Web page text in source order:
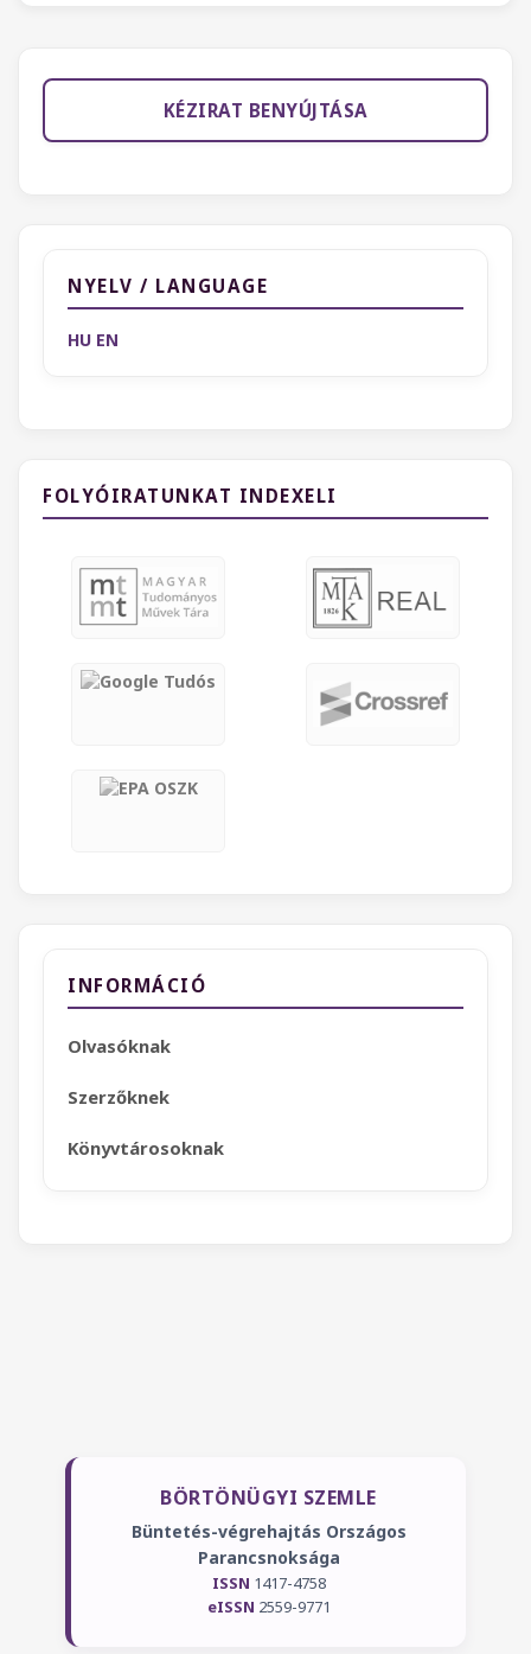
KÉZIRAT BENYÚJTÁSA
NYELV / LANGUAGE
HU EN
FOLYÓIRATUNKAT INDEXELI
INFORMÁCIÓ
Olvasóknak
Szerzőknek
Könyvtárosoknak
BÖRTÖNÜGYI SZEMLE
Büntetés-végrehajtás Országos
Parancsnoksága
ISSN 1417-4758
eISSN 2559-9771